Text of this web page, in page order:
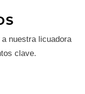
nuestra licuadora
clave.